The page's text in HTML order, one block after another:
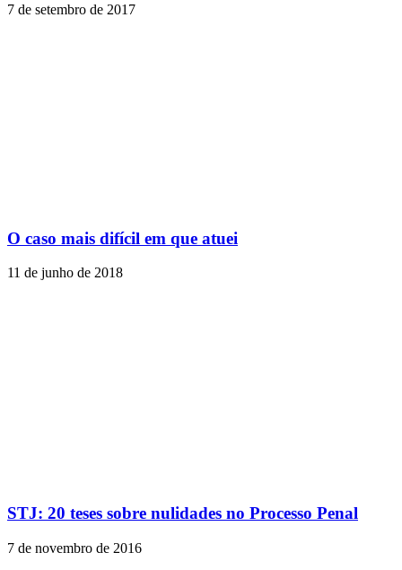
7 de setembro de 2017
O caso mais difícil em que atuei
11 de junho de 2018
STJ: 20 teses sobre nulidades no Processo Penal
7 de novembro de 2016